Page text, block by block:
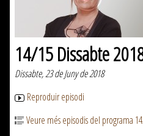
14/15 Dissabte
Dissabte, 23 de Juny de 2018
Reproduir episodi
Veure més episodis del programa